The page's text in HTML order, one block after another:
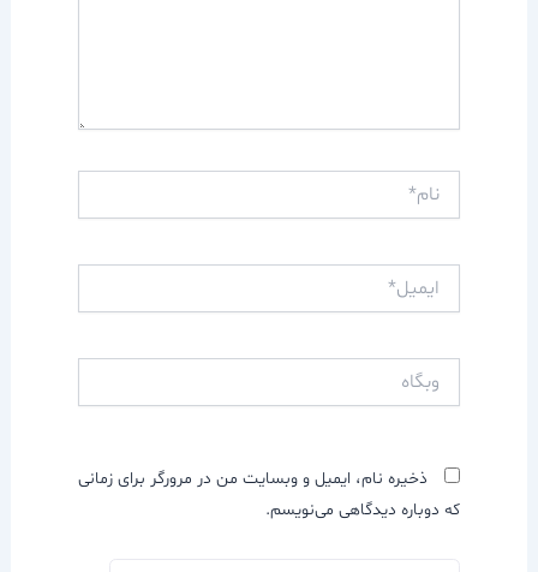
ذخیره نام، ایمیل و وبسایت من در مرورگر برای زمانی
که دوباره دیدگاهی می‌نویسم.